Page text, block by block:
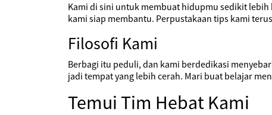
Kami di sini untuk membuat hidupmu sedikit
kami siap membantu. Perpustakaan tips kami
Filosofi Kami
Berbagi itu peduli, dan kami berdedikasi
jadi tempat yang lebih cerah. Mari buat belajar
Temui Tim Hebat Kami